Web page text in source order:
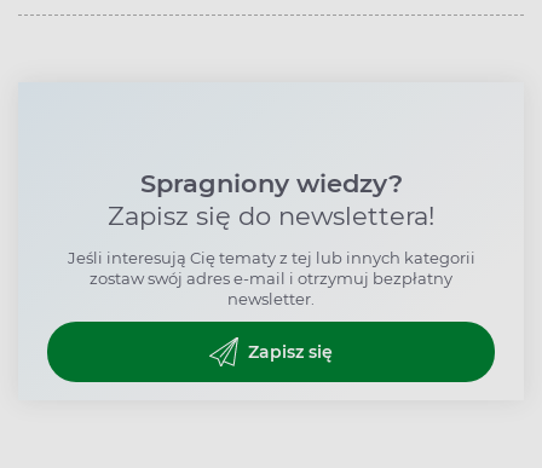
Spragniony wiedzy?
Zapisz się do newslettera!
Jeśli interesują Cię tematy z tej lub innych kategorii
zostaw swój adres e-mail i otrzymuj bezpłatny
newsletter.
Zapisz się